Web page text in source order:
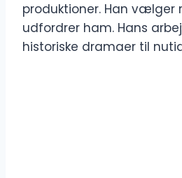
produktioner. Han vælger
udfordrer ham. Hans
historiske dramaer til